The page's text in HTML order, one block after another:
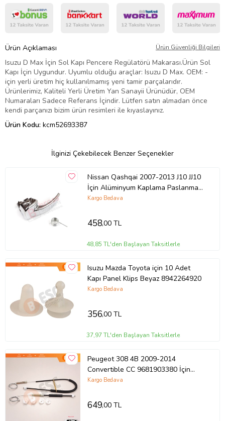
Ürün Açıklaması Ürün Güvenliği Bilgileri
Isuzu D Max İçin Sol Kapı Pencere Regülatörü Makarası.Ürün Sol
Kapı İçin Uygundur. Uyumlu olduğu araçlar: Isuzu D Max. OEM: -
için yerli üretim hiç kullanılmamış yeni tamir parçalarıdır.
Ürünlerimiz, Kaliteli Yerli Üretim Yan Sanayii Ürünüdür, OEM
Numaraları Sadece Referans İçindir. Lütfen satın almadan önce
kendi parçanızı bizim ürün resimleri ile kıyaslayınız.
Ürün Kodu: kcm52693387
İlginizi Çekebilecek Benzer Seçenekler
Nissan Qashqai 2007-2013 J10 JJ10
İçin Alüminyum Kaplama Paslanmaz
İç Sol Kapı Kolu
Kargo Bedava
458,00 TL
48,85 TL'den Başlayan Taksitlerle
Isuzu Mazda Toyota için 10 Adet
Kapı Panel Klips Beyaz 8942264920
Kargo Bedava
356,00 TL
37,97 TL'den Başlayan Taksitlerle
Peugeot 308 4B 2009-2014
Convertible CC 9681903380 İçin
Elektrikli Arka Sol Cam Kriko Tamir
Kargo Bedava
649,00 TL